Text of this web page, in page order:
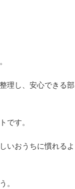
理し、安心できる部
です。
いおうちに慣れるよ
。